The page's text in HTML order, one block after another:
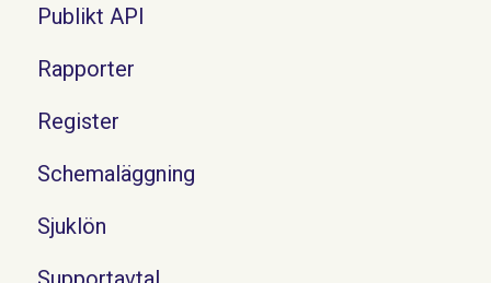
Publikt API
Rapporter
Register
Schemaläggning
Sjuklön